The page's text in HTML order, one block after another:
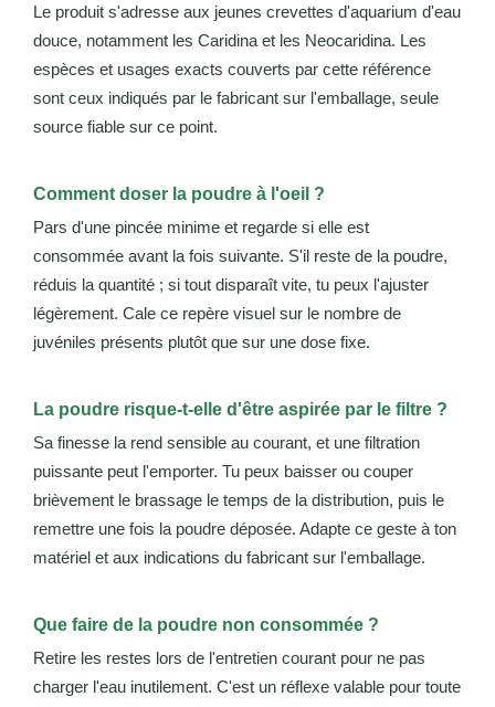
Le produit s'adresse aux jeunes crevettes d'aquarium d'eau
douce, notamment les Caridina et les Neocaridina. Les
espèces et usages exacts couverts par cette référence
sont ceux indiqués par le fabricant sur l'emballage, seule
source fiable sur ce point.
Comment doser la poudre à l'oeil ?
Pars d'une pincée minime et regarde si elle est
consommée avant la fois suivante. S'il reste de la poudre,
réduis la quantité ; si tout disparaît vite, tu peux l'ajuster
légèrement. Cale ce repère visuel sur le nombre de
juvéniles présents plutôt que sur une dose fixe.
La poudre risque-t-elle d'être aspirée par le filtre ?
Sa finesse la rend sensible au courant, et une filtration
puissante peut l'emporter. Tu peux baisser ou couper
brièvement le brassage le temps de la distribution, puis le
remettre une fois la poudre déposée. Adapte ce geste à ton
matériel et aux indications du fabricant sur l'emballage.
Que faire de la poudre non consommée ?
Retire les restes lors de l'entretien courant pour ne pas
charger l'eau inutilement. C'est un réflexe valable pour toute